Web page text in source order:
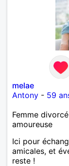
melae
Antony - 59
Femme
amoureuse
Ici pour
amicales, et
reste !